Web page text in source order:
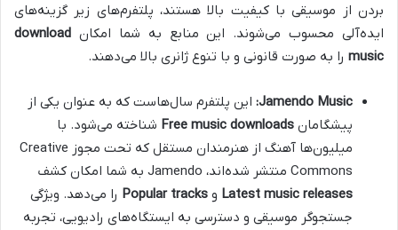
بردن از موسیقی با کیفیت بالا هستند، پلتفرم‌های زیر گزینه‌های
ایده‌آلی محسوب می‌شوند. این منابع به شما امکان download
music را به صورت قانونی و با تنوع ژانری بالا می‌دهند.
Jamendo Music: این پلتفرم سال‌هاست که به عنوان یکی از
پیشگامان Free music downloads شناخته می‌شود. با
میلیون‌ها آهنگ از هنرمندان مستقل که تحت مجوز Creative
Commons منتشر شده‌اند، Jamendo به شما امکان کشف
Latest music releases و Popular tracks را می‌دهد. ویژگی
جستجوگر موسیقی و دسترسی به ایستگاه‌های رادیویی، تجربه